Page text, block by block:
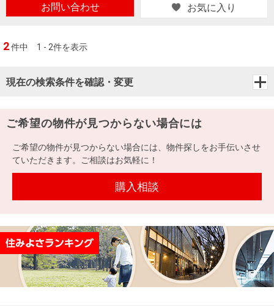
お問い合わせ お気に入り
2件中 1 - 2件を表示
現在の検索条件を確認・変更
ご希望の物件が見つからない場合には
ご希望の物件が見つからない場合には、物件探しをお手伝いさせ
ていただきます。ご相談はお気軽に！
購入相談